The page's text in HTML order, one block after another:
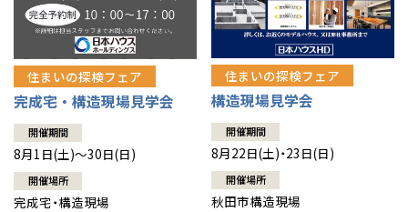
住まいの探検フェア
完成宅・構造現場見学会
開催期間
8月1日(土)～30日(日)
開催場所
完成宅・構造現場
住まいの探検フェア
構造現場見学会
開催期間
8月22日(土)・23日(日)
開催場所
秋田市構造現場
山口
徳島
高知
鹿児島
長崎
沖縄